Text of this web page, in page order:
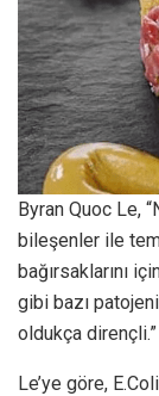
Byran Quoc Le,
bileşenler ile
bağırsaklarını
gibi bazı
oldukça dirençli.”
Le’ye göre,